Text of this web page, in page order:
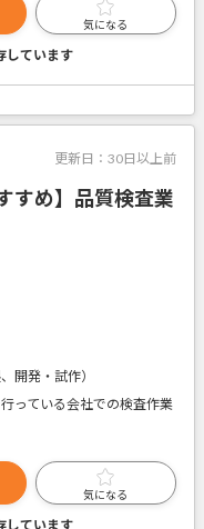
気になる
しています
更新日： 30日以上前
すめ】品質検査業
開発・試作）
っている会社での検査作業
気になる
しています